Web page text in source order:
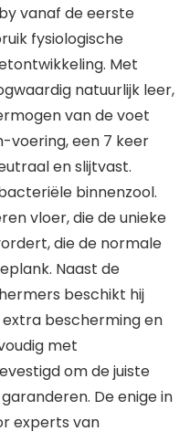
vanaf de eerste
fysiologische
Met
natuurlijk leer,
van de voet
voering, een 7 keer
en slijtvast.
binnenzool.
vloer, die de unieke
die de normale
Naast de
beschikt hij
bescherming en
met
om de juiste
De enige in
experts van